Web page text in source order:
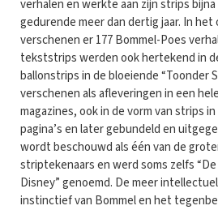
verhalen en werkte aan zijn strips
gedurende meer dan dertig jaar. In
verschenen er 177 Bommel-Poes
tekststrips werden ook hertekend in
ballonstrips in de bloeiende “Toonder
verschenen als afleveringen in een
magazines, ook in de vorm van strips
pagina’s en later gebundeld en
wordt beschouwd als één van de
striptekenaars en werd soms zelfs
Disney” genoemd. De meer
instinctief van Bommel en het